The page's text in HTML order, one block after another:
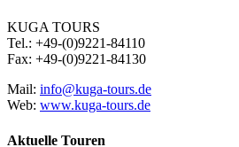
KUGA TOURS
Tel.: +49-(0)9221-84110
Fax: +49-(0)9221-84130
Mail: info@kuga-tours.de
Web: www.kuga-tours.de
Aktuelle Touren